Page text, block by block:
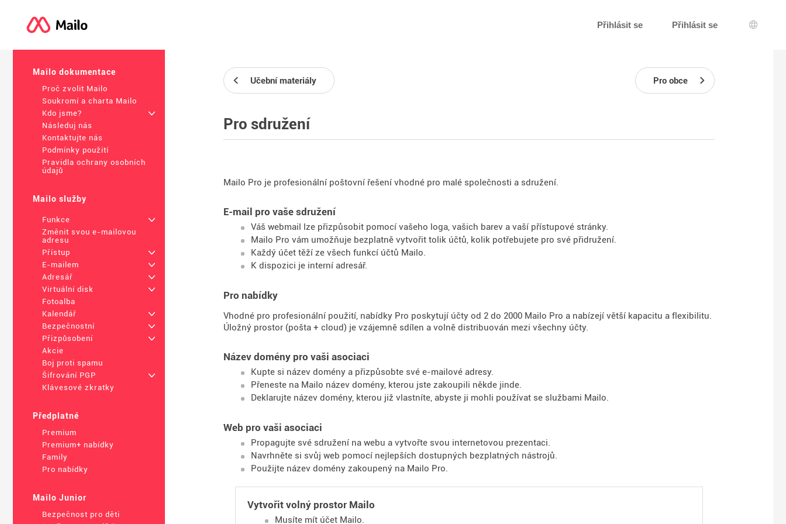
Přihlásit se Přihlásit se
Výběr
Mailo dokumentace
Proč zvolit Mailo
Soukromí a charta Mailo
Kdo jsme?
+
Následuj nás
Kontaktujte nás
Podmínky použití
Pravidla ochrany osobních
údajů
Mailo služby
Funkce
+
Změnit svou e-mailovou
adresu
Přístup
+
E-mailem
+
Adresář
+
Virtuální disk
+
Fotoalba
Kalendář
+
Bezpečnostní
+
Přizpůsobení
+
Akcie
Boj proti spamu
Šifrování PGP
+
Klávesové zkratky
Předplatné
Premium
Premium+ nabídky
Family
Pro nabídky
Mailo Junior
Bezpečnost pro děti
Učební materiály Pro obce
Pro sdružení
Mailo Pro je profesionální poštovní řešení vhodné pro malé společnosti a sdružení.
E-mail pro vaše sdružení
Váš webmail lze přizpůsobit pomocí vašeho loga, vašich barev a vaší přístupové stránky.
Mailo Pro vám umožňuje bezplatně vytvořit tolik účtů, kolik potřebujete pro své přidružení.
Každý účet těží ze všech funkcí účtů Mailo.
K dispozici je interní adresář.
Pro nabídky
Vhodné pro profesionální použití, nabídky Pro poskytují účty od 2 do 2000 Mailo Pro a nabízejí větší kapacitu a flexibilitu.
Úložný prostor (pošta + cloud) je vzájemně sdílen a volně distribuován mezi všechny účty.
Název domény pro vaši asociaci
Kupte si název domény a přizpůsobte své e-mailové adresy.
Přeneste na Mailo název domény, kterou jste zakoupili někde jinde.
Deklarujte název domény, kterou již vlastníte, abyste ji mohli používat se službami Mailo.
Web pro vaši asociaci
Propagujte své sdružení na webu a vytvořte svou internetovou prezentaci.
Navrhněte si svůj web pomocí nejlepších dostupných bezplatných nástrojů.
Použijte název domény zakoupený na Mailo Pro.
Vytvořit volný prostor Mailo
Musíte mít účet Mailo.